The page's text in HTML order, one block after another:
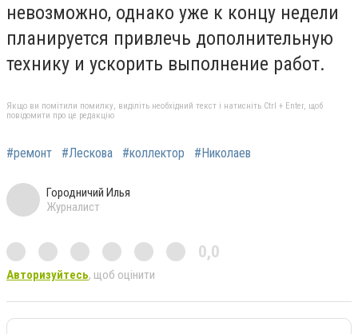
невозможно, однако уже к концу недели
планируется привлечь дополнительную
технику и ускорить выполнение работ.
Якщо ви помітили помилку, виділіть необхідний текст і натисніть Ctrl + Enter, щоб
повідомити про це редакцію
#ремонт #Лескова #коллектор #Николаев
Городничий Илья
Журналист
0,0
Авторизуйтесь, щоб оцінити